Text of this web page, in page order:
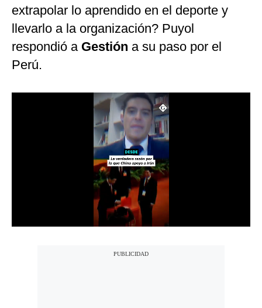
Mix
G de Gestión
Notas Contratadas
extrapolar lo aprendido en el deporte y
llevarlo a la organización? Puyol
respondió a Gestión a su paso por el
Perú.